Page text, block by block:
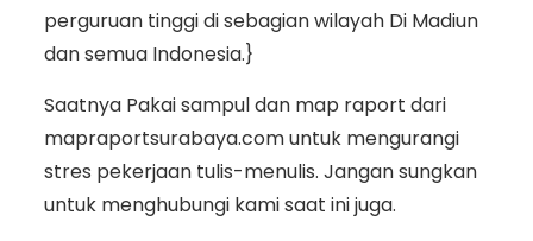
perguruan tinggi di sebagian wilayah Di Madiun
dan semua Indonesia.}
Saatnya Pakai sampul dan map raport dari
mapraportsurabaya.com untuk mengurangi
stres pekerjaan tulis-menulis. Jangan sungkan
untuk menghubungi kami saat ini juga.